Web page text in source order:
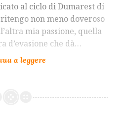
al ciclo di Dumarest di
non meno doveroso
mia passione, quella
d’evasione che dà…